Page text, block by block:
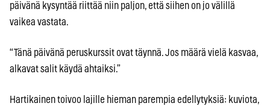
päivänä kysyntää riittää niin paljon, että siihen on jo välillä
vaikea vastata.
“Tänä päivänä peruskurssit ovat täynnä. Jos määrä vielä kasvaa,
alkavat salit käydä ahtaiksi.”
Hartikainen toivoo lajille hieman parempia edellytyksiä: kuviota,